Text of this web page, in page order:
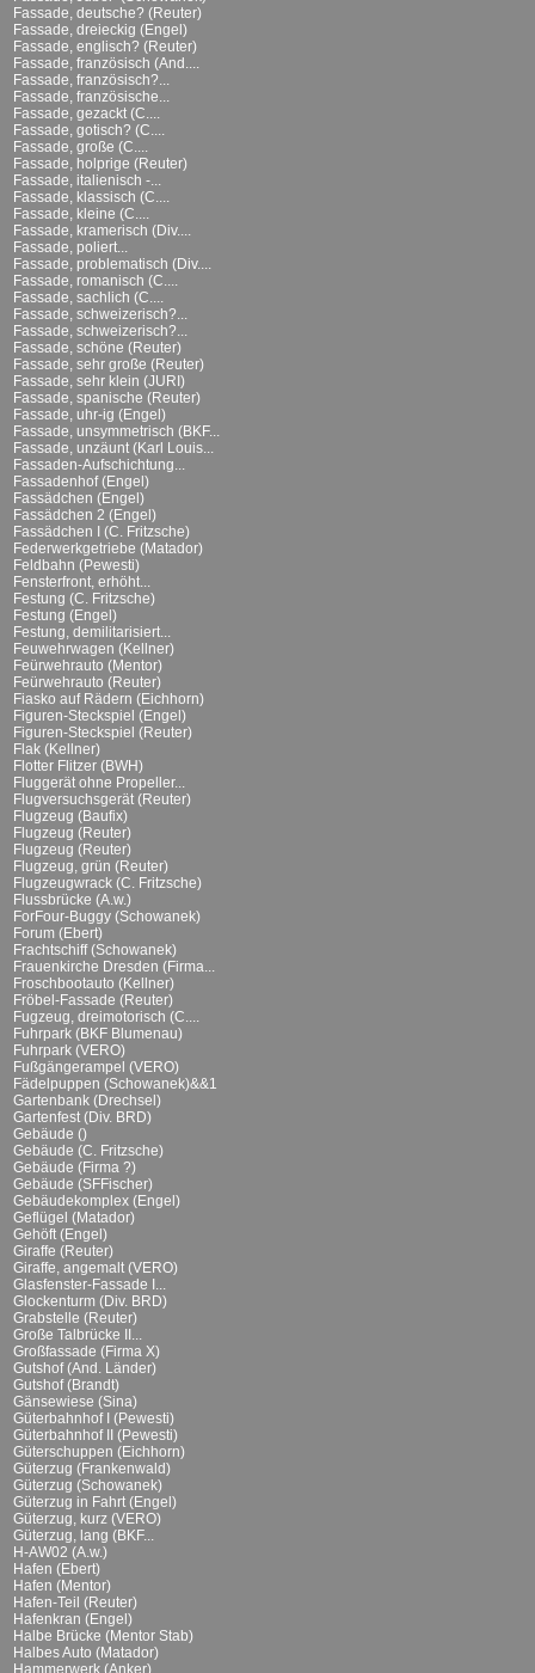
Fassade, deutsche? (Reuter)
Fassade, dreieckig (Engel)
Fassade, englisch? (Reuter)
Fassade, französisch (And....
Fassade, französisch?...
Fassade, französische...
Fassade, gezackt (C....
Fassade, gotisch? (C....
Fassade, große (C....
Fassade, holprige (Reuter)
Fassade, italienisch -...
Fassade, klassisch (C....
Fassade, kleine (C....
Fassade, kramerisch (Div....
Fassade, poliert...
Fassade, problematisch (Div....
Fassade, romanisch (C....
Fassade, sachlich (C....
Fassade, schweizerisch?...
Fassade, schweizerisch?...
Fassade, schöne (Reuter)
Fassade, sehr große (Reuter)
Fassade, sehr klein (JURI)
Fassade, spanische (Reuter)
Fassade, uhr-ig (Engel)
Fassade, unsymmetrisch (BKF...
Fassade, unzäunt (Karl Louis...
Fassaden-Aufschichtung...
Fassadenhof (Engel)
Fassädchen (Engel)
Fassädchen 2 (Engel)
Fassädchen I (C. Fritzsche)
Federwerkgetriebe (Matador)
Feldbahn (Pewesti)
Fensterfront, erhöht...
Festung (C. Fritzsche)
Festung (Engel)
Festung, demilitarisiert...
Feuwehrwagen (Kellner)
Feürwehrauto (Mentor)
Feürwehrauto (Reuter)
Fiasko auf Rädern (Eichhorn)
Figuren-Steckspiel (Engel)
Figuren-Steckspiel (Reuter)
Flak (Kellner)
Flotter Flitzer (BWH)
Fluggerät ohne Propeller...
Flugversuchsgerät (Reuter)
Flugzeug (Baufix)
Flugzeug (Reuter)
Flugzeug (Reuter)
Flugzeug, grün (Reuter)
Flugzeugwrack (C. Fritzsche)
Flussbrücke (A.w.)
ForFour-Buggy (Schowanek)
Forum (Ebert)
Frachtschiff (Schowanek)
Frauenkirche Dresden (Firma...
Froschbootauto (Kellner)
Fröbel-Fassade (Reuter)
Fugzeug, dreimotorisch (C....
Fuhrpark (BKF Blumenau)
Fuhrpark (VERO)
Fußgängerampel (VERO)
Fädelpuppen (Schowanek)&&1
Gartenbank (Drechsel)
Gartenfest (Div. BRD)
Gebäude ()
Gebäude (C. Fritzsche)
Gebäude (Firma ?)
Gebäude (SFFischer)
Gebäudekomplex (Engel)
Geflügel (Matador)
Gehöft (Engel)
Giraffe (Reuter)
Giraffe, angemalt (VERO)
Glasfenster-Fassade I...
Glockenturm (Div. BRD)
Grabstelle (Reuter)
Große Talbrücke II...
Großfassade (Firma X)
Gutshof (And. Länder)
Gutshof (Brandt)
Gänsewiese (Sina)
Güterbahnhof I (Pewesti)
Güterbahnhof II (Pewesti)
Güterschuppen (Eichhorn)
Güterzug (Frankenwald)
Güterzug (Schowanek)
Güterzug in Fahrt (Engel)
Güterzug, kurz (VERO)
Güterzug, lang (BKF...
H-AW02 (A.w.)
Hafen (Ebert)
Hafen (Mentor)
Hafen-Teil (Reuter)
Hafenkran (Engel)
Halbe Brücke (Mentor Stab)
Halbes Auto (Matador)
Hammerwerk (Anker)